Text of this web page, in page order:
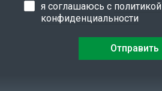
я соглашаюсь с политикой
конфиденциальности